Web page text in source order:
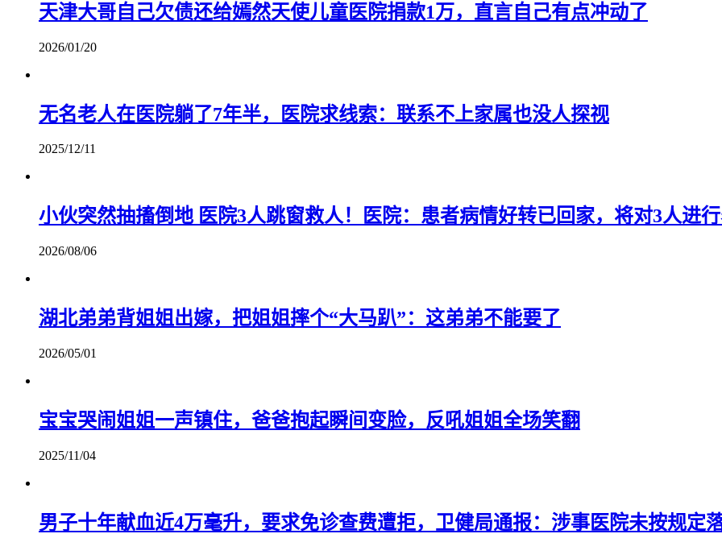
天津大哥自己欠债还给嫣然天使儿童医院捐款1万，直言自己有点冲动了
2026/01/20
无名老人在医院躺了7年半，医院求线索：联系不上家属也没人探视
2025/12/11
小伙突然抽搐倒地 医院3人跳窗救人！医院：患者病情好转已回家，将对3人进
2026/08/06
湖北弟弟背姐姐出嫁，把姐姐摔个“大马趴”：这弟弟不能要了
2026/05/01
宝宝哭闹姐姐一声镇住，爸爸抱起瞬间变脸，反吼姐姐全场笑翻
2025/11/04
男子十年献血近4万毫升，要求免诊查费遭拒，卫健局通报：涉事医院未按规定